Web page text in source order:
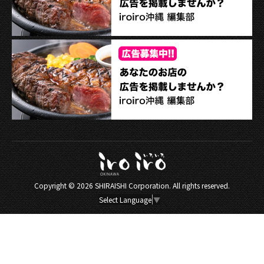
Copyright ©2026 SHIRAISHI Corporation. All rights reserved.
Select Language ▼